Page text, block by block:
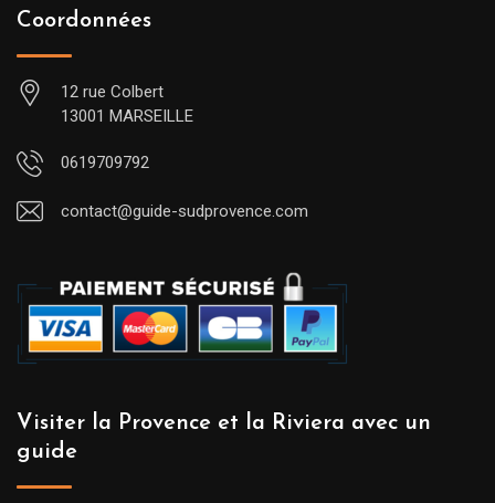
Coordonnées
12 rue Colbert
13001 MARSEILLE
0619709792
contact@guide-sudprovence.com
Visiter la Provence et la Riviera avec un
guide